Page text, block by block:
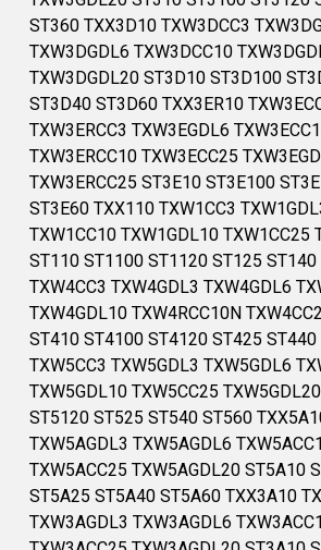
ST360 TXX3D10 TXW3DCC3
TXW3DGDL6 TXW3DCC10
TXW3DGDL20 ST3D10 ST3D100
ST3D40 ST3D60 TXX3ER10
TXW3ERCC3 TXW3EGDL6
TXW3ERCC10 TXW3ECC25
TXW3ERCC25 ST3E10 ST3E100
ST3E60 TXX110 TXW1CC3
TXW1CC10 TXW1GDL10 TXW1CC25
ST110 ST1100 ST1120 ST125
TXW4CC3 TXW4GDL3 TXW4GDL6
TXW4GDL10 TXW4RCC10N
ST410 ST4100 ST4120 ST425
TXW5CC3 TXW5GDL3 TXW5GDL6
TXW5GDL10 TXW5CC25
ST5120 ST525 ST540 ST560
TXW5AGDL3 TXW5AGDL6
TXW5ACC25 TXW5AGDL20 ST5A10
ST5A25 ST5A40 ST5A60 TXX3A10
TXW3AGDL3 TXW3AGDL6